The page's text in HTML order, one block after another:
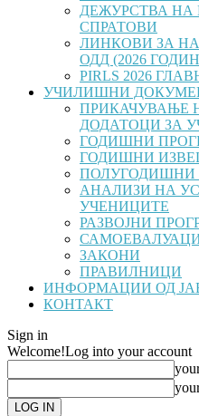
ДЕЖУРСТВА
СПРАТОВИ
ЛИНКОВИ ЗА
ОДД (2026
PIRLS 2026
УЧИЛИШНИ
ПРИКАЧУВАЊЕ
ДОДАТОЦИ ЗА
ГОДИШНИ
ГОДИШНИ
ПОЛУГОДИШНИ
АНАЛИЗИ НА
УЧЕНИЦИТЕ
РАЗВОЈНИ
ЗАКОНИ
ПРАВИЛНИЦИ
ИНФОРМАЦИИ ОД
КОНТАКТ
Sign in
Welcome!Log into your account